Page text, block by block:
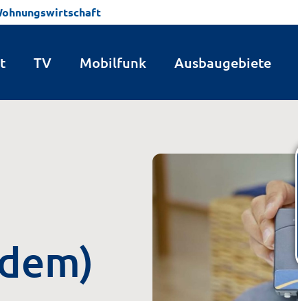
TV Mobilfunk Ausbaugebiete